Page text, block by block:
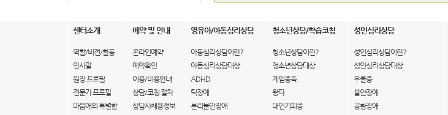
센터소개 예약 및 안내 영유아/아동심리상담 청소년상담/학습코칭 성인심리상담
역할/비전/활동
인사말
원장 프로필
전문가 프로필
마음애의 특별함
온라인예약
예약확인
이용/비용안내
상담/코칭 절차
상담사채용정보
아동심리상담이란?
아동심리상담대상
ADHD
틱장애
분리불안장애
청소년상담이란?
청소년상담대상
게임중독
왕따
대인기피증
성인심리상담이란?
성인심리상담대상
우울증
불안장애
공황장애